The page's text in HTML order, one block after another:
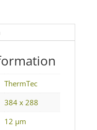
ThermTec
384 x 288
12 µm